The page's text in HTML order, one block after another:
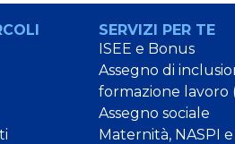
SERVIZI PER TE
ISEE e Bonus
Assegno di
formazione lavoro
Assegno sociale
Maternità, NASPI